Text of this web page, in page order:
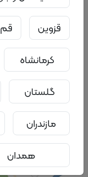
۳ ۰
گوش دادن فعال
قزوین
قم
کرمانشاه
گلستان
مازندران
همدان